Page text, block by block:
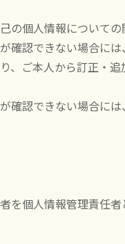
の個人情報について
確認できない場合には
、ご本人から訂正・
確認できない場合には
を個人情報管理責任